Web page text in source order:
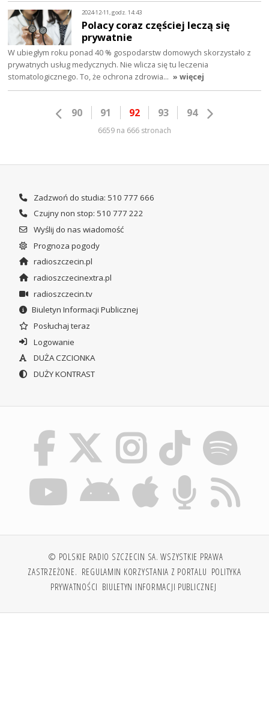
2024-12-11, godz. 14:43
Polacy coraz częściej leczą się
prywatnie
W ubiegłym roku ponad 40 % gospodarstw domowych skorzystało z
prywatnych usług medycznych. Nie wlicza się tu leczenia
stomatologicznego. To, że ochrona zdrowia… » więcej
90 91 92 93 94
6659 na 666 stronach
Zadzwoń do studia: 510 777 666
Czujny non stop: 510 777 222
Wyślij do nas wiadomość
Prognoza pogody
radioszczecin.pl
radioszczecinextra.pl
radioszczecin.tv
Biuletyn Informacji Publicznej
Posłuchaj teraz
Logowanie
DUŻA CZCIONKA
DUŻY KONTRAST
© POLSKIE RADIO SZCZECIN SA. WSZYSTKIE PRAWA
ZASTRZEŻONE. REGULAMIN KORZYSTANIA Z PORTALU POLITYKA
PRYWATNOŚCI BIULETYN INFORMACJI PUBLICZNEJ